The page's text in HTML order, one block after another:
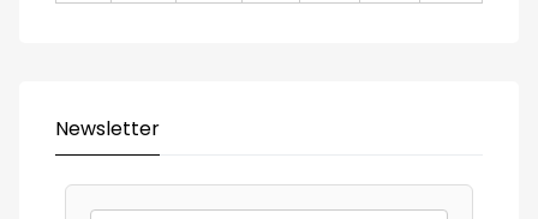
Newsletter